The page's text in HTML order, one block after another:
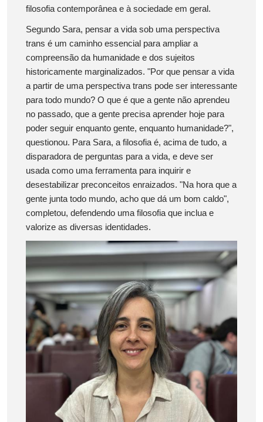
filosofia contemporânea e à sociedade em geral.
Segundo Sara, pensar a vida sob uma perspectiva
trans é um caminho essencial para ampliar a
compreensão da humanidade e dos sujeitos
historicamente marginalizados. "Por que pensar a vida
a partir de uma perspectiva trans pode ser interessante
para todo mundo? O que é que a gente não aprendeu
no passado, que a gente precisa aprender hoje para
poder seguir enquanto gente, enquanto humanidade?",
questionou. Para Sara, a filosofia é, acima de tudo, a
disparadora de perguntas para a vida, e deve ser
usada como uma ferramenta para inquirir e
desestabilizar preconceitos enraizados. "Na hora que a
gente junta todo mundo, acho que dá um bom caldo",
completou, defendendo uma filosofia que inclua e
valorize as diversas identidades.